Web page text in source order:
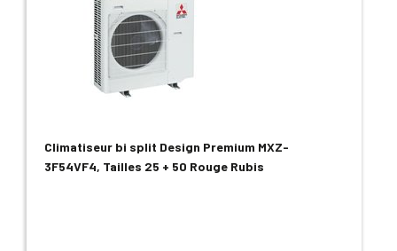
Climatiseur bi split Design Premium MXZ-
3F54VF4, Tailles 25 + 50 Rouge Rubis